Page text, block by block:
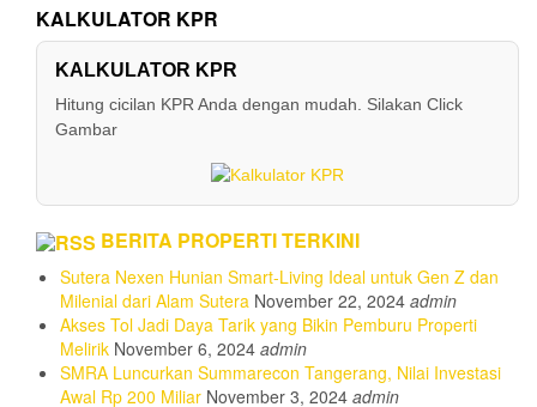
KALKULATOR KPR
KALKULATOR KPR
Hitung cicilan KPR Anda dengan mudah. Silakan Click
Gambar
BERITA PROPERTI TERKINI
Sutera Nexen Hunian Smart-Living Ideal untuk Gen Z dan
Milenial dari Alam Sutera November 22, 2024 admin
Akses Tol Jadi Daya Tarik yang Bikin Pemburu Properti
Melirik November 6, 2024 admin
SMRA Luncurkan Summarecon Tangerang, Nilai Investasi
Awal Rp 200 Miliar November 3, 2024 admin